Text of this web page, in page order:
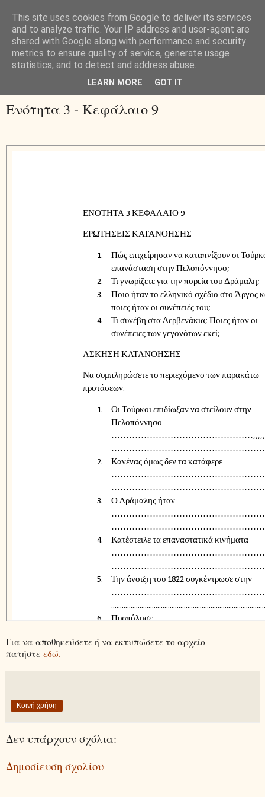
Ενότητα 3 - Κεφάλαιο 9
Για να αποθηκεύσετε ή να εκτυπώσετε το αρχείο
πατήστε εδώ.
Κοινή χρήση
Δεν υπάρχουν σχόλια:
Δημοσίευση σχολίου
This site uses cookies from Google to deliver its services
and to analyze traffic. Your IP address and user-agent are
shared with Google along with performance and security
metrics to ensure quality of service, generate usage
statistics, and to detect and address abuse.
LEARN MORE GOT IT